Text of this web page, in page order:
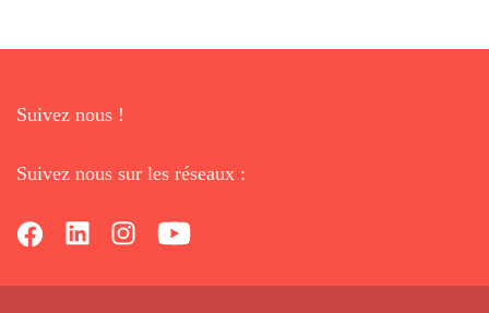
Suivez nous !
Suivez nous sur les réseaux :